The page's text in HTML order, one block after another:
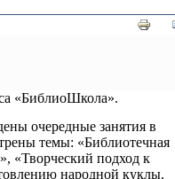
«БиблиоШкола».
очередные занятия в
темы: «Библиотечная
«Творческий подход к
народной куклы.